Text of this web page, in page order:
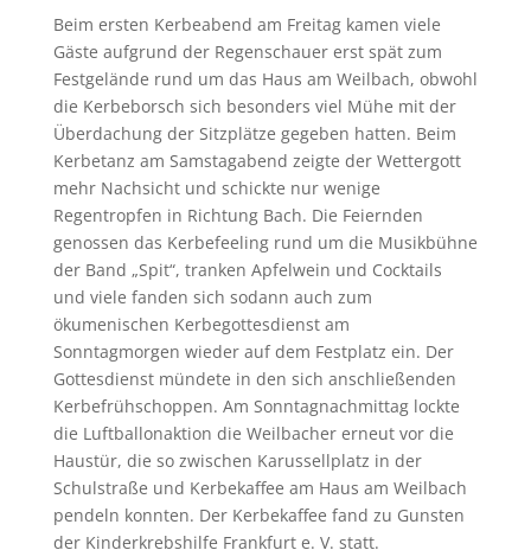
Beim ersten Kerbeabend am Freitag kamen viele
Gäste aufgrund der Regenschauer erst spät zum
Festgelände rund um das Haus am Weilbach, obwohl
die Kerbeborsch sich besonders viel Mühe mit der
Überdachung der Sitzplätze gegeben hatten. Beim
Kerbetanz am Samstagabend zeigte der Wettergott
mehr Nachsicht und schickte nur wenige
Regentropfen in Richtung Bach. Die Feiernden
genossen das Kerbefeeling rund um die Musikbühne
der Band „Spit“, tranken Apfelwein und Cocktails
und viele fanden sich sodann auch zum
ökumenischen Kerbegottesdienst am
Sonntagmorgen wieder auf dem Festplatz ein. Der
Gottesdienst mündete in den sich anschließenden
Kerbefrühschoppen. Am Sonntagnachmittag lockte
die Luftballonaktion die Weilbacher erneut vor die
Haustür, die so zwischen Karussellplatz in der
Schulstraße und Kerbekaffee am Haus am Weilbach
pendeln konnten. Der Kerbekaffee fand zu Gunsten
der Kinderkrebshilfe Frankfurt e. V. statt.